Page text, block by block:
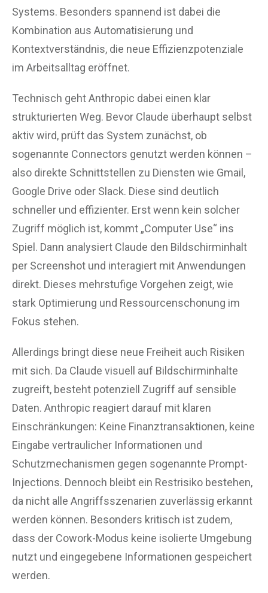
Systems. Besonders spannend ist dabei die
Kombination aus Automatisierung und
Kontextverständnis, die neue Effizienzpotenziale
im Arbeitsalltag eröffnet.
Technisch geht Anthropic dabei einen klar
strukturierten Weg. Bevor Claude überhaupt selbst
aktiv wird, prüft das System zunächst, ob
sogenannte Connectors genutzt werden können –
also direkte Schnittstellen zu Diensten wie Gmail,
Google Drive oder Slack. Diese sind deutlich
schneller und effizienter. Erst wenn kein solcher
Zugriff möglich ist, kommt „Computer Use“ ins
Spiel. Dann analysiert Claude den Bildschirminhalt
per Screenshot und interagiert mit Anwendungen
direkt. Dieses mehrstufige Vorgehen zeigt, wie
stark Optimierung und Ressourcenschonung im
Fokus stehen.
Allerdings bringt diese neue Freiheit auch Risiken
mit sich. Da Claude visuell auf Bildschirminhalte
zugreift, besteht potenziell Zugriff auf sensible
Daten. Anthropic reagiert darauf mit klaren
Einschränkungen: Keine Finanztransaktionen, keine
Eingabe vertraulicher Informationen und
Schutzmechanismen gegen sogenannte Prompt-
Injections. Dennoch bleibt ein Restrisiko bestehen,
da nicht alle Angriffsszenarien zuverlässig erkannt
werden können. Besonders kritisch ist zudem,
dass der Cowork-Modus keine isolierte Umgebung
nutzt und eingegebene Informationen gespeichert
werden.